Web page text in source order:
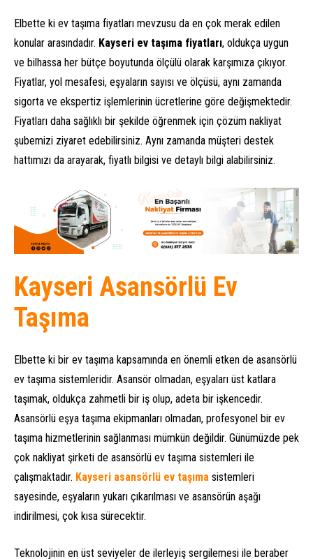
Elbette ki ev taşıma fiyatları mevzusu da en çok merak edilen
konular arasındadır. Kayseri ev taşıma fiyatları, oldukça uygun
ve bilhassa her bütçe boyutunda ölçülü olarak karşımıza çıkıyor.
Fiyatlar, yol mesafesi, eşyaların sayısı ve ölçüsü, aynı zamanda
sigorta ve ekspertiz işlemlerinin ücretlerine göre değişmektedir.
Fiyatları daha sağlıklı bir şekilde öğrenmek için çözüm nakliyat
şubemizi ziyaret edebilirsiniz. Aynı zamanda müşteri destek
hattımızı da arayarak, fiyatlı bilgisi ve detaylı bilgi alabilirsiniz.
Kayseri Asansörlü Ev
Taşıma
Elbette ki bir ev taşıma kapsamında en önemli etken de asansörlü
ev taşıma sistemleridir. Asansör olmadan, eşyaları üst katlara
taşımak, oldukça zahmetli bir iş olup, adeta bir işkencedir.
Asansörlü eşya taşıma ekipmanları olmadan, profesyonel bir ev
taşıma hizmetlerinin sağlanması mümkün değildir. Günümüzde pek
çok nakliyat şirketi de asansörlü ev taşıma sistemleri ile
çalışmaktadır. Kayseri asansörlü ev taşıma sistemleri
sayesinde, eşyaların yukarı çıkarılması ve asansörün aşağı
indirilmesi, çok kısa sürecektir.
Teknolojinin en üst seviyeler de ilerleyiş sergilemesi ile beraber